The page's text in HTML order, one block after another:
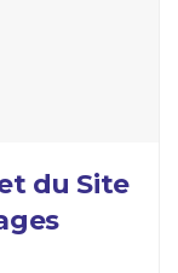
du Site